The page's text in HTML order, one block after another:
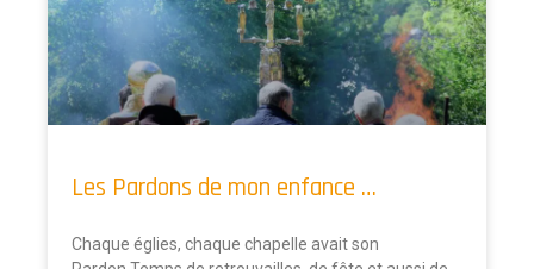
Les Pardons de mon enfance …
Chaque églies, chaque chapelle avait son